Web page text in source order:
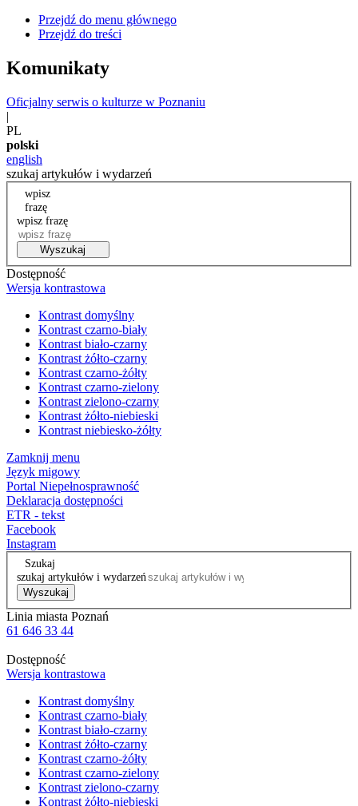
Przejdź do menu głównego
Przejdź do treści
Komunikaty
Oficjalny serwis o kulturze w Poznaniu
|
PL
polski
english
szukaj artykułów i wydarzeń
wpisz
frazę
wpisz frazę
Wyszukaj
Dostępność
Wersja kontrastowa
Kontrast domyślny
Kontrast czarno-biały
Kontrast biało-czarny
Kontrast żółto-czarny
Kontrast czarno-żółty
Kontrast czarno-zielony
Kontrast zielono-czarny
Kontrast żółto-niebieski
Kontrast niebiesko-żółty
Zamknij menu
Język migowy
Portal Niepełnosprawność
Deklaracja dostępności
ETR - tekst
Facebook
Instagram
Szukaj
szukaj artykułów i wydarzeń
Wyszukaj
Linia miasta Poznań
61 646 33 44
Dostępność
Wersja kontrastowa
Kontrast domyślny
Kontrast czarno-biały
Kontrast biało-czarny
Kontrast żółto-czarny
Kontrast czarno-żółty
Kontrast czarno-zielony
Kontrast zielono-czarny
Kontrast żółto-niebieski